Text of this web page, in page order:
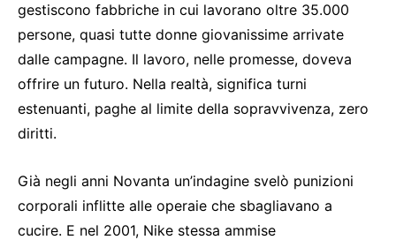
gestiscono fabbriche in cui lavorano oltre 35.000
persone, quasi tutte donne giovanissime arrivate
dalle campagne. Il lavoro, nelle promesse, doveva
offrire un futuro. Nella realtà, significa turni
estenuanti, paghe al limite della sopravvivenza, zero
diritti.
Già negli anni Novanta un’indagine svelò punizioni
corporali inflitte alle operaie che sbagliavano a
cucire. E nel 2001, Nike stessa ammise